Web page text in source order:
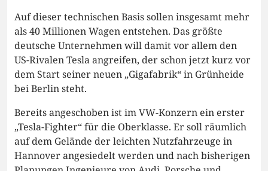
Auf dieser technischen Basis sollen insgesamt mehr
als 40 Millionen Wagen entstehen. Das größte
deutsche Unternehmen will damit vor allem den
US-Rivalen Tesla angreifen, der schon jetzt kurz vor
dem Start seiner neuen „Gigafabrik“ in Grünheide
bei Berlin steht.
Bereits angeschoben ist im VW-Konzern ein erster
„Tesla-Fighter“ für die Oberklasse. Er soll räumlich
auf dem Gelände der leichten Nutzfahrzeuge in
Hannover angesiedelt werden und nach bisherigen